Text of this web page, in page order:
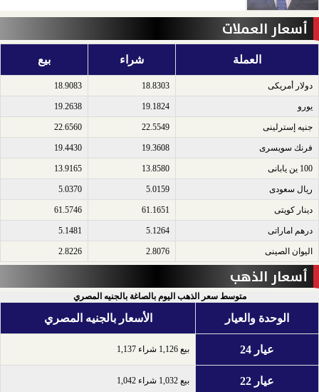
أسعار العملات
العملة شراء بيع
دولار أمريكى​ 18.8303
18.9083
يورو​ 19.1824
19.2638
جنيه إسترلينى​ 22.5549
22.6560
فرنك سويسرى​ 19.3608
19.4430
100 ين يابانى​ 13.8580
13.9165
ريال سعودى​ 5.0159
5.0370
دينار كويتى​ 61.1651
61.5746
درهم اماراتى​ 5.1264
5.1481
اليوان الصينى​ 2.8076
2.8226
أسعار الذهب
متوسط سعر الذهب اليوم بالصاغة بالجنيه المصري
الوحدة والعيار الأسعار بالجنيه المصري
عيار 24 بيع 1,126 شراء 1,137
عيار 22 بيع 1,032 شراء 1,042